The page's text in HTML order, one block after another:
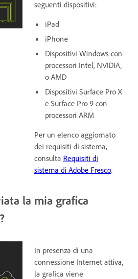
seguenti dispositivi:
iPad
iPhone
Dispositivi Windows con
processori Intel, NVIDIA,
o AMD
Dispositivi Surface Pro X
e Surface Pro 9 con
processori ARM
Per un elenco aggiornato
dei requisiti di sistema,
consulta Requisiti di
sistema di Adobe Fresco.
la mia grafica
In presenza di una
connessione Internet attiva,
la grafica viene